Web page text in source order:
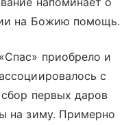
на Божию помощь.
приобрело и
с
первых даров
на зиму. Примерно